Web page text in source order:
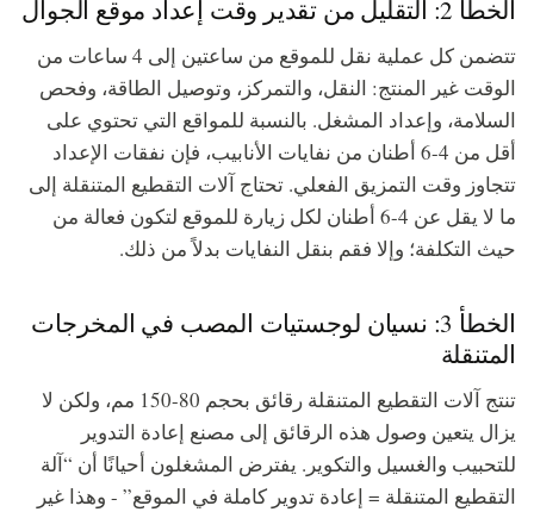
الخطأ 2: التقليل من تقدير وقت إعداد موقع الجوال
تتضمن كل عملية نقل للموقع من ساعتين إلى 4 ساعات من
الوقت غير المنتج: النقل، والتمركز، وتوصيل الطاقة، وفحص
السلامة، وإعداد المشغل. بالنسبة للمواقع التي تحتوي على
أقل من 4-6 أطنان من نفايات الأنابيب، فإن نفقات الإعداد
تتجاوز وقت التمزيق الفعلي. تحتاج آلات التقطيع المتنقلة إلى
ما لا يقل عن 4-6 أطنان لكل زيارة للموقع لتكون فعالة من
حيث التكلفة؛ وإلا فقم بنقل النفايات بدلاً من ذلك.
الخطأ 3: نسيان لوجستيات المصب في المخرجات
المتنقلة
تنتج آلات التقطيع المتنقلة رقائق بحجم 80-150 مم، ولكن لا
يزال يتعين وصول هذه الرقائق إلى مصنع إعادة التدوير
للتحبيب والغسيل والتكوير. يفترض المشغلون أحيانًا أن “آلة
التقطيع المتنقلة = إعادة تدوير كاملة في الموقع” - وهذا غير